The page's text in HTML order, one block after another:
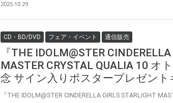
2025.10.29
CD・BD/DVD フェア・イベント 通信販売
『THE IDOLM@STER
MASTER CRYSTAL QUALIA 10 オ
念 サイン入りポスタープレゼント